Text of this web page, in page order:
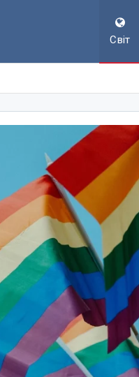
Світ